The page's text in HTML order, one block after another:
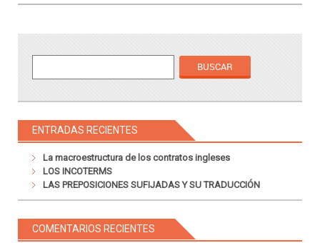
ENTRADAS RECIENTES
La macroestructura de los contratos ingleses
LOS INCOTERMS
LAS PREPOSICIONES SUFIJADAS Y SU TRADUCCIÓN
COMENTARIOS RECIENTES